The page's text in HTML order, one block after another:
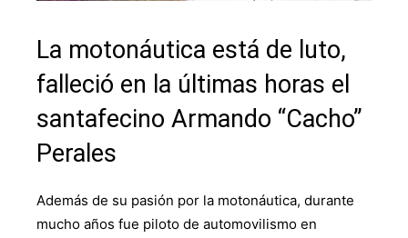
La motonáutica está de luto,
falleció en la últimas horas el
santafecino Armando “Cacho”
Perales
Además de su pasión por la motonáutica, durante
mucho años fue piloto de automovilismo en